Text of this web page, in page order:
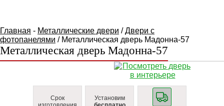
Главная - Металлические двери /Двери с
фотопанелями / Металлическая дверь Мадонна-57
Металлическая дверь Мадонна-57
Срок
Установим